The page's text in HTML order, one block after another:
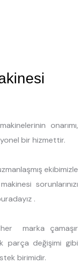
onarımı,
bir hizmettir.
ekibimizle
sorunlarınızı
.
marka çamaşır
parça değişimi gibi
birimidir.